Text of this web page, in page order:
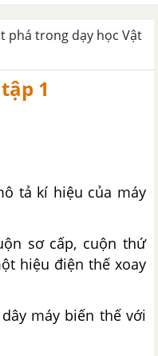
phá trong dạy học Vật
1
tả kí hiệu của máy
sơ cấp, cuộn thứ
hiệu điện thế xoay
máy biến thế với